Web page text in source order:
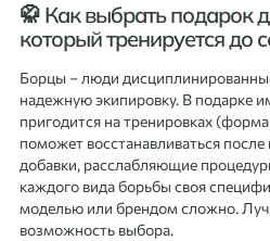
🥋 Как выбрать подарок
который тренируется до
Борцы – люди
надежную экипировку. В подарке
пригодится на тренировках
поможет восстанавливаться
добавки, расслабляющие
каждого вида борьбы своя
моделью или брендом сложно.
возможность выбора.